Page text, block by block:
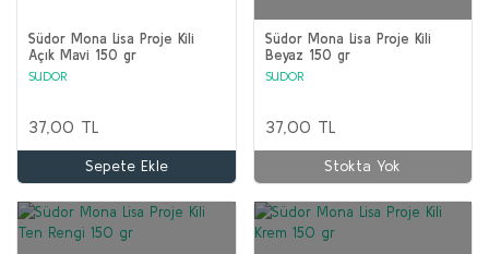
Südor Mona Lisa Proje Kili
Açık Mavi 150 gr
SUDOR
37,00 TL
Sepete Ekle
Südor Mona Lisa Proje Kili
Beyaz 150 gr
SUDOR
37,00 TL
Stokta Yok